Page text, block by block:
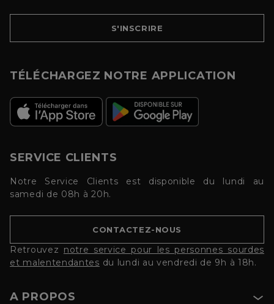
S'INSCRIRE
TÉLÉCHARGEZ NOTRE APPLICATION
SERVICE CLIENTS
Notre Service Clients est disponible du lundi au
samedi de 08h à 20h.
CONTACTEZ-NOUS
Retrouvez notre service pour les personnes sourdes
et malentendantes du lundi au vendredi de 9h à 18h.
A PROPOS